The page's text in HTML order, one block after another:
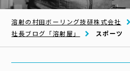
溶射の村田ボーリング技研株式会社
社長ブログ「溶射屋」
スポーツ